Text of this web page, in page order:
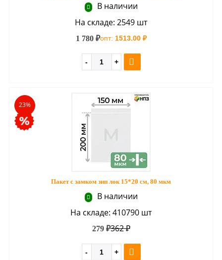
В наличии
На складе: 2549 шт
1 780 ₽опт: 1513.00 ₽
23%
Пакет с замком зип лок 15*20 см, 80 мкм
В наличии
На складе: 410790 шт
362 ₽
279 ₽